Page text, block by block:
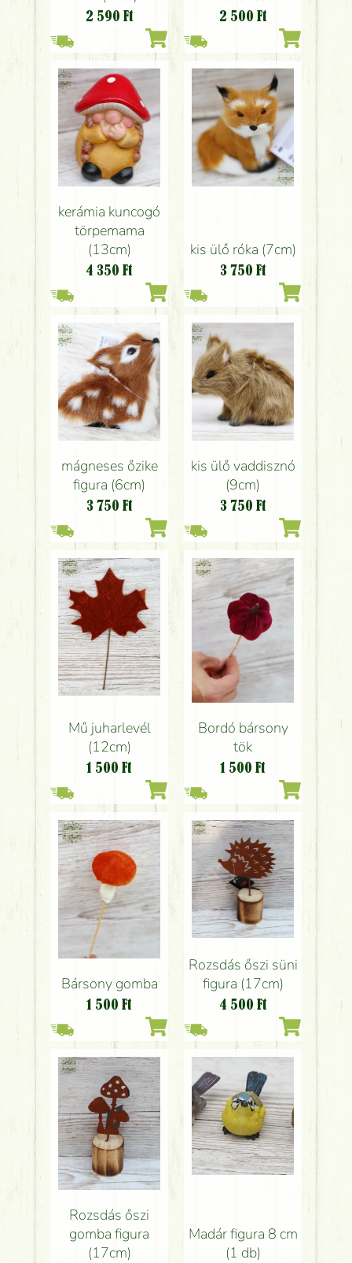
2 590 Ft 2 500 Ft
kerámia kuncogó
törpemama
(13cm)
4 350 Ft
kis ülő róka (7cm)
3 750 Ft
mágneses őzike
figura (6cm)
3 750 Ft
kis ülő vaddisznó
(9cm)
3 750 Ft
Mű juharlevél
(12cm)
1 500 Ft
Bordó bársony
tök
1 500 Ft
Bársony gomba
1 500 Ft
Rozsdás őszi süni
figura (17cm)
4 500 Ft
Rozsdás őszi
gomba figura
(17cm)
Madár figura 8 cm
(1 db)